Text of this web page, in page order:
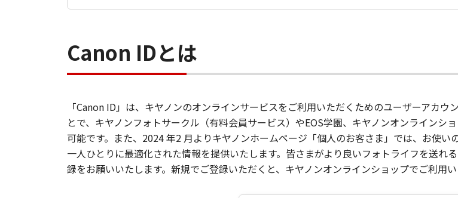
Canon IDとは
「Canon ID」は、キヤノンのオンラインサービスをご利用いただくためのユーザーアカ
とで、キヤノンフォトサークル（有料会員サービス）やEOS学園、キヤノンオンライン
可能です。また、2024 年2 月よりキヤノンホームページ「個人のお客さま」では、お使
一人ひとりに最適化された情報を提供いたします。皆さまがより良いフォトライフを送れ
録をお願いいたします。新規でご登録いただくと、キヤノンオンラインショップでご利用